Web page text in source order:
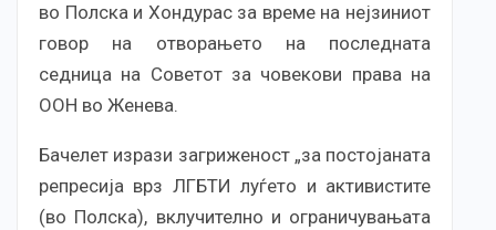
во Полска и Хондурас за време на нејзиниот
говор на отворањето на последната
седница на Советот за човекови права на
ООН во Женева.
Бачелет изрази загриженост „за постојаната
репресија врз ЛГБТИ луѓето и активистите
(во Полска), вклучително и ограничувањата